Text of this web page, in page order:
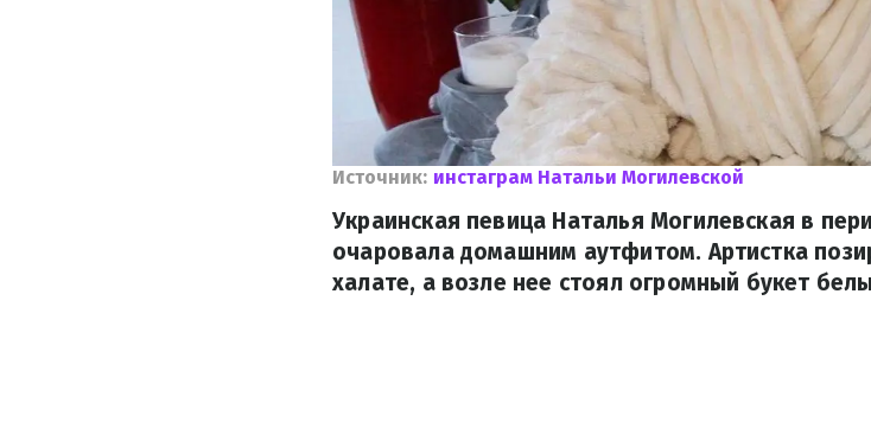
Источник: инстаграм Натальи Могилевской
Украинская певица Наталья Могилевская в
очаровала домашним аутфитом. Артистка
халате, а возле нее стоял огромный букет